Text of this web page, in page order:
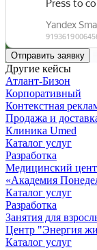
Другие кейсы
Атлант-Бизон
Корпоративный
Контекстная
Продажа и
Клиника Umed
Каталог услуг
Разработка
Медицинский
«Академия
Каталог услуг
Разработка
Занятия для
Центр "Энергия
Каталог услуг